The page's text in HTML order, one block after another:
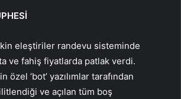
eleştiriler randevu sisteminde
ve fahiş fiyatlarda patlak verdi.
özel ‘bot’ yazılımlar tarafından
ve açılan tüm boş